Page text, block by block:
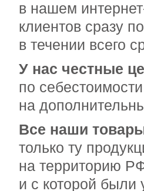
в нашем
клиентов сразу
в течении всего
У нас честные
по
на
Все наши
только ту
на территорию
и с которой